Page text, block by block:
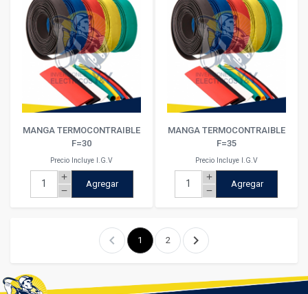
MANGA TERMOCONTRAIBLE
F=30
Precio Incluye I.G.V
add
remove
Agregar
MANGA TERMOCONTRAIBLE
F=35
Precio Incluye I.G.V
add
remove
Agregar
chevron_left 1 2 chevron_right